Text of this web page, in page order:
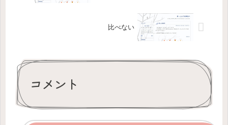
比べない
コメント